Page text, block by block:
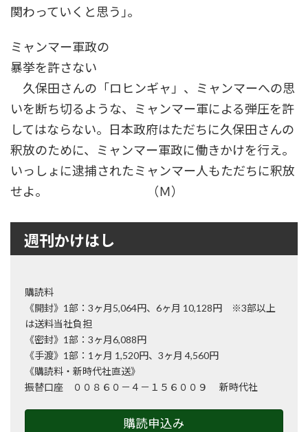
関わっていくと思う｣。
ミャンマー軍政の
暴挙を許さない
久保田さんの「ロヒンギャ」、ミャンマーへの思
いを断ち切るような、ミャンマー軍による弾圧を許
してはならない。日本政府はただちに久保田さんの
釈放のために、ミャンマー軍政に働きかけを行え。
いっしょに逮捕されたミャンマー人もただちに釈放
せよ。 （Ｍ）
週刊かけはし
購読料
《開封》1部：3ヶ月5,064円、6ヶ月 10,128円 ※3部以上
は送料当社負担
《密封》1部：3ヶ月6,088円
《手渡》1部：1ヶ月 1,520円、3ヶ月 4,560円
《購読料・新時代社直送》
振替口座 ００８６０－４－１５６００９ 新時代社
購読申込み